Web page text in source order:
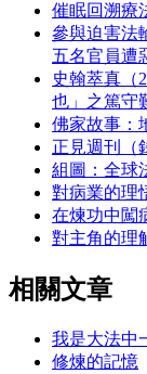
催眠回溯療
參與迫害法
五名官員遭
史翰萃真（
也」之篤守
佛家故事：
正見週刊（
組圖：全球
對病業的理
在煉功中闖
對主角的理
相關文章
我是大法中
修煉的記憶